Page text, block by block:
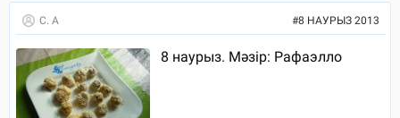
С. А #8 НАУРЫЗ 2013
8 наурыз. Мәзір: Рафаэлло